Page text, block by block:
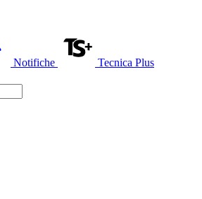
Notifiche Tecnica Plus